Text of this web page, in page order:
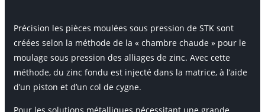
Précision les pièces moulées sous pression de STK sont
créées selon la méthode de la « chambre chaude » pour le
moulage sous pression des alliages de zinc. Avec cette
méthode, du zinc fondu est injecté dans la matrice, à l’aide
d’un piston et d’un col de cygne.